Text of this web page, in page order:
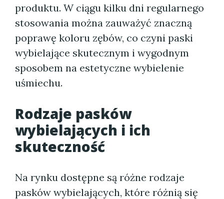
produktu. W ciągu kilku dni regularnego
stosowania można zauważyć znaczną
poprawę koloru zębów, co czyni paski
wybielające skutecznym i wygodnym
sposobem na estetyczne wybielenie
uśmiechu.
Rodzaje pasków
wybielających i ich
skuteczność
Na rynku dostępne są różne rodzaje
pasków wybielających, które różnią się